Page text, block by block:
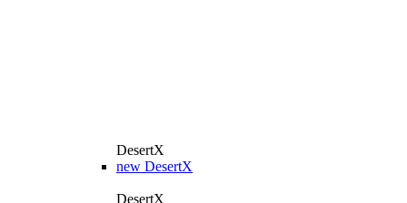
DesertX
new DesertX
DesertX